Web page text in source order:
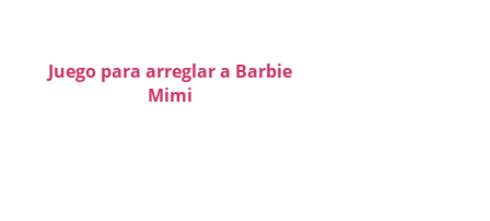
Juego para arreglar a Barbie
Mimi